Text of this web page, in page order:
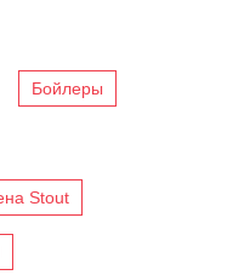
Бойлеры
Stout